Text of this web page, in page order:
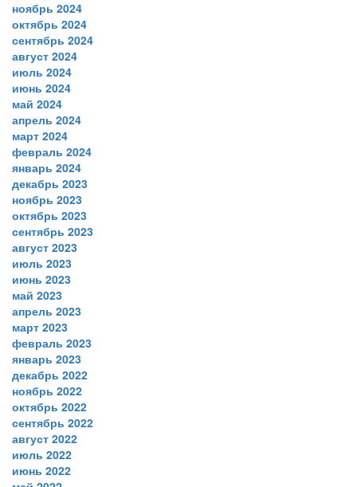
ноябрь 2024
октябрь 2024
сентябрь 2024
август 2024
июль 2024
июнь 2024
май 2024
апрель 2024
март 2024
февраль 2024
январь 2024
декабрь 2023
ноябрь 2023
октябрь 2023
сентябрь 2023
август 2023
июль 2023
июнь 2023
май 2023
апрель 2023
март 2023
февраль 2023
январь 2023
декабрь 2022
ноябрь 2022
октябрь 2022
сентябрь 2022
август 2022
июль 2022
июнь 2022